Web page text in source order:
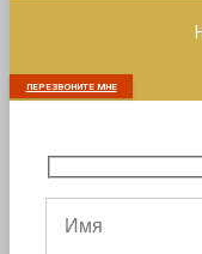
ПЕРЕЗВОНИТЕ МНЕ